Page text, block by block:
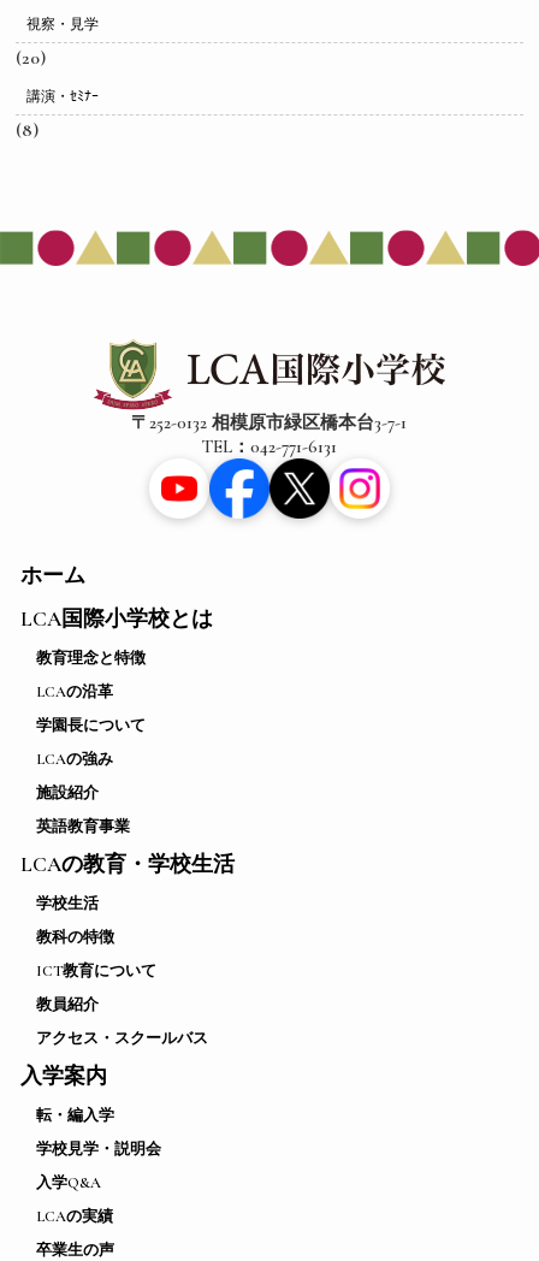
視察・見学
(20)
講演・ｾﾐﾅｰ
(8)
〒252-0132 相模原市緑区橋本台3-7-1
TEL：042-771-6131
ホーム
LCA国際小学校とは
教育理念と特徴
LCAの沿革
学園長について
LCAの強み
施設紹介
英語教育事業
LCAの教育・学校生活
学校生活
教科の特徴
ICT教育について
教員紹介
アクセス・スクールバス
入学案内
転・編入学
学校見学・説明会
入学Q&A
LCAの実績
卒業生の声